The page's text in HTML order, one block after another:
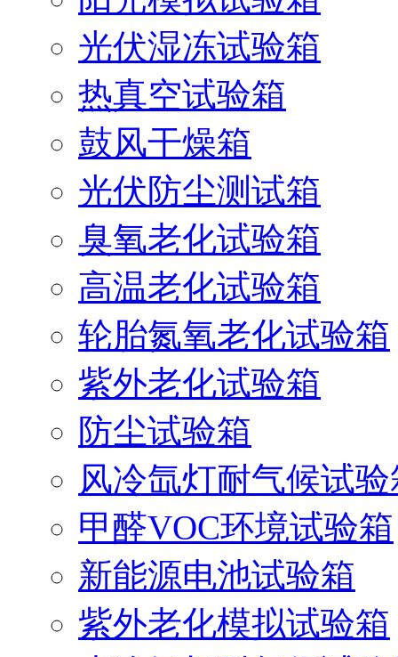
光伏湿冻试验箱
热真空试验箱
鼓风干燥箱
光伏防尘测试箱
臭氧老化试验箱
高温老化试验箱
轮胎氮氧老化试验箱
紫外老化试验箱
防尘试验箱
风冷氙灯耐气候试
甲醛VOC环境试验箱
新能源电池试验箱
紫外老化模拟试验箱